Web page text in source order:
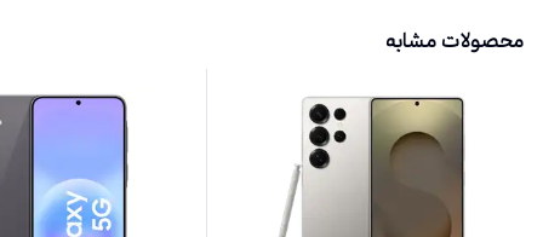
محصولات مشابه